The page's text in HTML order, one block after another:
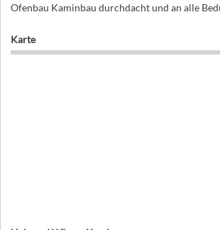
Ofenbau Kaminbau durchdacht und an alle
Karte